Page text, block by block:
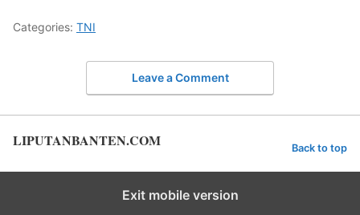
Categories: TNI
Leave a Comment
LIPUTANBANTEN.COM Back to top
Exit mobile version